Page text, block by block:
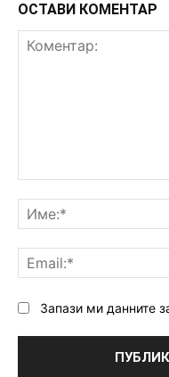
ОСТАВИ КОМЕНТАР
Запази ми данните